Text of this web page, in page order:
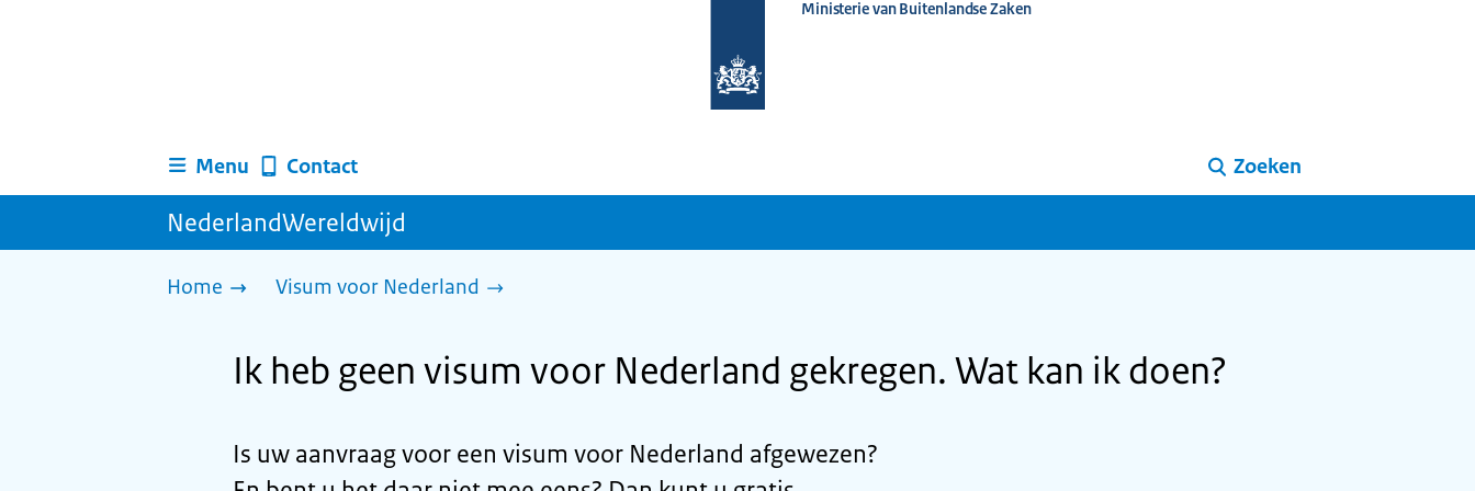
homepage
Ministerie van Buitenlandse Zaken
Menu Contact Zoeken
NederlandWereldwijd
Home Visum voor Nederland
Ik heb geen visum voor Nederland gekregen. Wat kan ik doen?
Is uw aanvraag voor een visum voor Nederland afgewezen?